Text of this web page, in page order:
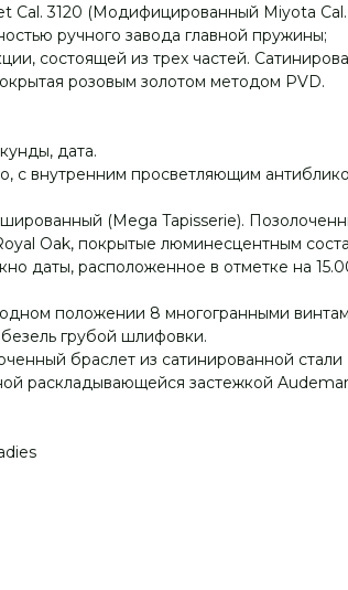
Cal. 3120 (Модифицированный Miyota Cal.
ручного завода главной пружины;
состоящей из трех частей.
розовым золотом методом PVD.
дата.
с внутренним просветляющим
(Mega Tapisserie).
Oak, покрытые люминесцентным
даты, расположенное в отметке на
положении 8 многогранными
грубой шлифовки.
браслет из сатинированной стали
раскладывающейся застежкой